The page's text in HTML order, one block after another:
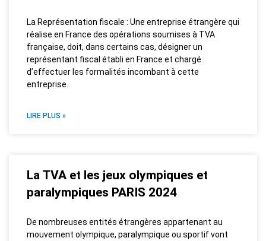
La Représentation fiscale : Une entreprise étrangère qui
réalise en France des opérations soumises à TVA
française, doit, dans certains cas, désigner un
représentant fiscal établi en France et chargé
d’effectuer les formalités incombant à cette
entreprise.
LIRE PLUS »
La TVA et les jeux olympiques et
paralympiques PARIS 2024
De nombreuses entités étrangères appartenant au
mouvement olympique, paralympique ou sportif vont